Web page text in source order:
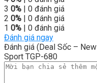
3 0% | 0 đánh giá
2 0% | 0 đánh giá
1 0% | 0 đánh giá
Đánh giá ngay
Đánh giá (Deal Sốc –
Sport TGP-680